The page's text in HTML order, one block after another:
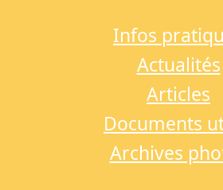
Infos
Actualités
Articles
Documents
Archives